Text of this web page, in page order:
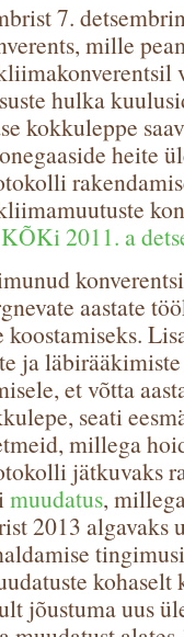
7.
mille
hulka
kokkuleppe
heite
KÕKi 2011. a
aastate
koostamiseks.
ja läbirääkimiste
et võtta
seati
millega
jätkuvaks
muudatus,
2013 algavaks
kohaselt
jõustuma uus